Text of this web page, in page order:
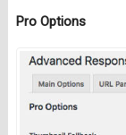
Pro Options